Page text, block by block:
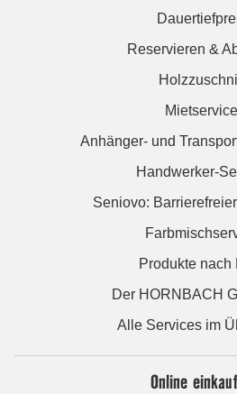
Reservieren &
Mietservice
Anhänger- und
Handwerker-
Seniovo:
Produkte nach
Der HORNBACH
Alle Services im
Online